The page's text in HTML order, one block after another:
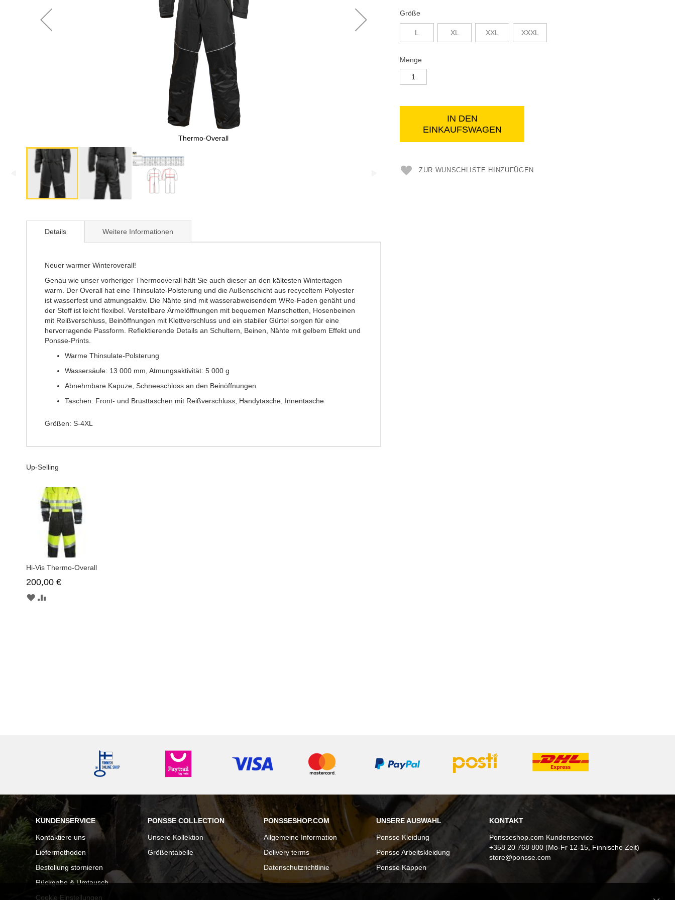
Größe
L XL XXL XXXL
Menge
IN DEN
EINKAUFSWAGEN
ZUR WUNSCHLISTE HINZUFÜGEN
Thermo-Overall
beginning
images
Details
Neuer warmer Winteroverall!
Genau wie unser vorheriger Thermooverall hält Sie auch dieser an den kältesten Wintertagen
warm. Der Overall hat eine Thinsulate-Polsterung und die Außenschicht aus recyceltem Polyester
ist wasserfest und atmungsaktiv. Die Nähte sind mit wasserabweisendem WRe-Faden genäht und
der Stoff ist leicht flexibel. Verstellbare Ärmelöffnungen mit bequemen Manschetten, Hosenbeinen
mit Reißverschluss, Beinöffnungen mit Klettverschluss und ein stabiler Gürtel sorgen für eine
hervorragende Passform. Reflektierende Details an Schultern, Beinen, Nähte mit gelbem Effekt und
Ponsse-Prints.
Warme Thinsulate-Polsterung
Wassersäule: 13 000 mm, Atmungsaktivität: 5 000 g
Abnehmbare Kapuze, Schneeschloss an den Beinöffnungen
Taschen: Front- und Brusttaschen mit Reißverschluss, Handytasche, Innentasche
Größen: S-4XL
Weitere Informationen
Up-Selling
Hi-Vis Thermo-Overall
200,00 €
ZUR
KUNDENSERVICE
Kontaktiere uns
Liefermethoden
Bestellung stornieren
Rückgabe & Umtausch
Cookie Einstellungen
PONSSE COLLECTION
Unsere Kollektion
Größentabelle
PONSSESHOP.COM
Allgemeine Information
Delivery terms
Datenschutzrichtlinie
UNSERE AUSWAHL
Ponsse Kleidung
Ponsse Arbeitskleidung
Ponsse Kappen
KONTAKT
Ponsseshop.com Kundenservice
+358 20 768 800 (Mo-Fr 12-15, Finnische Zeit)
store@ponsse.com